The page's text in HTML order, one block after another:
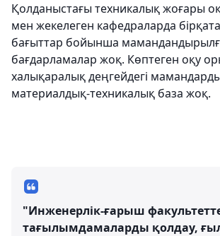
Қолданыстағы техникалық жоғары
мен жекелеген кафедраларда
бағыттар бойынша
бағдарламалар жоқ. Көптеген оқу
халықаралық деңгейдегі
материалдық-техникалық база жоқ.
"Инженерлік-ғарыш
тағылымдамаларды қолдау,